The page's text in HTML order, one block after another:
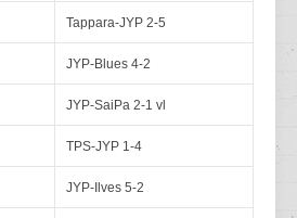
Tappara-JYP 2-5
JYP-Blues 4-2
JYP-SaiPa 2-1 vl
TPS-JYP 1-4
JYP-Ilves 5-2